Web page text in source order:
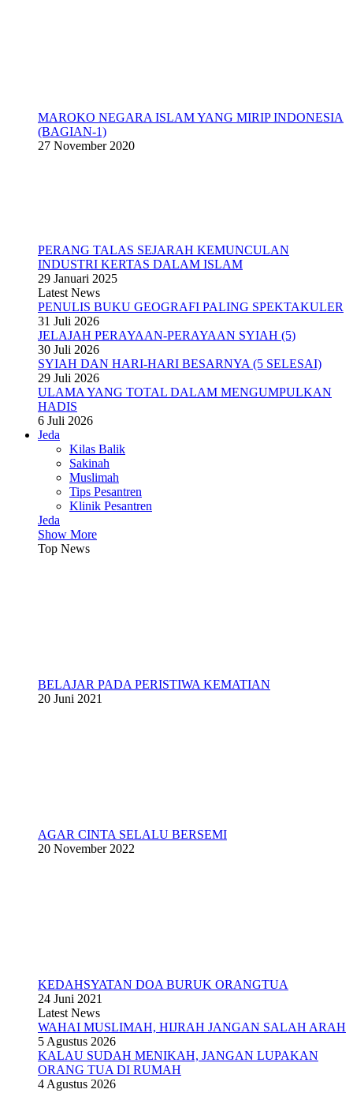
MAROKO NEGARA ISLAM YANG MIRIP INDONESIA
(BAGIAN-1)
27 November 2020
PERANG TALAS SEJARAH KEMUNCULAN
INDUSTRI KERTAS DALAM ISLAM
29 Januari 2025
Latest News
PENULIS BUKU GEOGRAFI PALING SPEKTAKULER
31 Juli 2026
JELAJAH PERAYAAN-PERAYAAN SYIAH (5)
30 Juli 2026
SYIAH DAN HARI-HARI BESARNYA (5 SELESAI)
29 Juli 2026
ULAMA YANG TOTAL DALAM MENGUMPULKAN
HADIS
6 Juli 2026
Jeda
Kilas Balik
Sakinah
Muslimah
Tips Pesantren
Klinik Pesantren
Jeda
Show More
Top News
BELAJAR PADA PERISTIWA KEMATIAN
20 Juni 2021
AGAR CINTA SELALU BERSEMI
20 November 2022
KEDAHSYATAN DOA BURUK ORANGTUA
24 Juni 2021
Latest News
WAHAI MUSLIMAH, HIJRAH JANGAN SALAH ARAH
5 Agustus 2026
KALAU SUDAH MENIKAH, JANGAN LUPAKAN
ORANG TUA DI RUMAH
4 Agustus 2026